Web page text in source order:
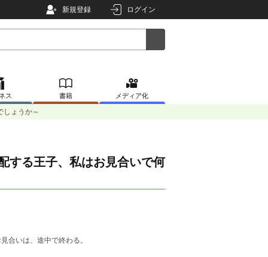
新規登録 ログイン
ス 書籍 メディア化
しょうか～
する王子、私はお見合いで何
合いは、途中で終わる。